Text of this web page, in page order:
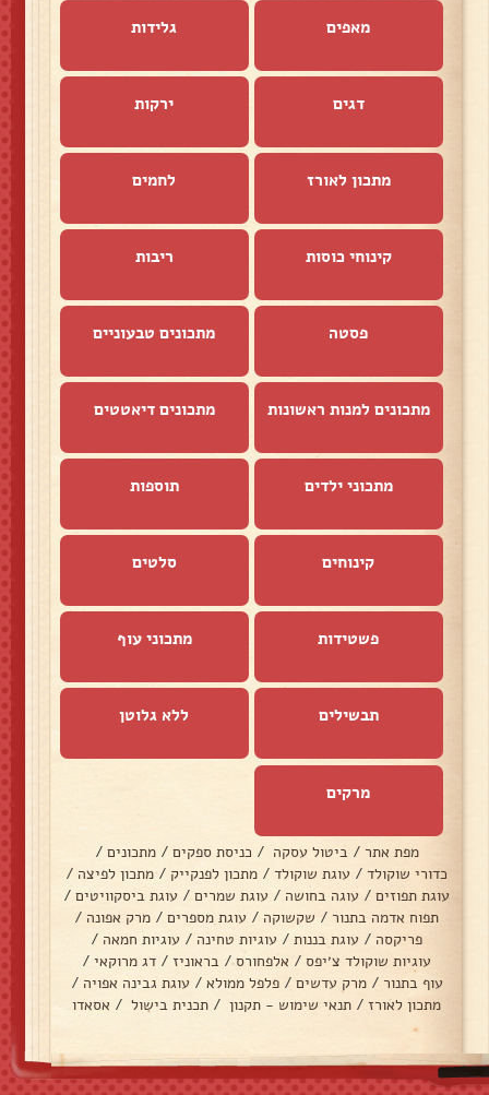
מאפים גלידות
דגים ירקות
מתכון לאורז לחמים
קינוחי כוסות ריבות
פסטה מתכונים טבעוניים
מתכונים למנות ראשונות מתכונים דיאטטים
מתכוני ילדים תוספות
קינוחים סלטים
פשטידות מתכוני עוף
תבשילים ללא גלוטן
מרקים
מפת אתר / ביטול עסקה / כניסת ספקים / מתכונים /
כדורי שוקולד / עוגת שוקולד / מתכון לפנקייק / מתכון לפיצה /
עוגת תפוזים / עוגה בחושה / עוגת שמרים / עוגת ביסקוויטים /
תפוח אדמה בתנור / שקשוקה / עוגת מספרים / מרק אפונה /
פריקסה / עוגת בננות / עוגיות טחינה / עוגיות חמאה /
עוגיות שוקולד צ׳יפס / אלפחורס/ בראוניז / דג מרוקאי /
עוף בתנור / מרק עדשים / פלפל ממולא / עוגת גבינה אפויה /
מתכון לאורז / תנאי שימוש - תקנון / תכנית בישול / אסאדו